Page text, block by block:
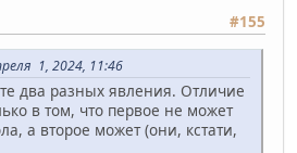
#155
1, 2024, 11:46
два разных явления. Отличие
в том, что первое не может
а второе может (они, кстати,